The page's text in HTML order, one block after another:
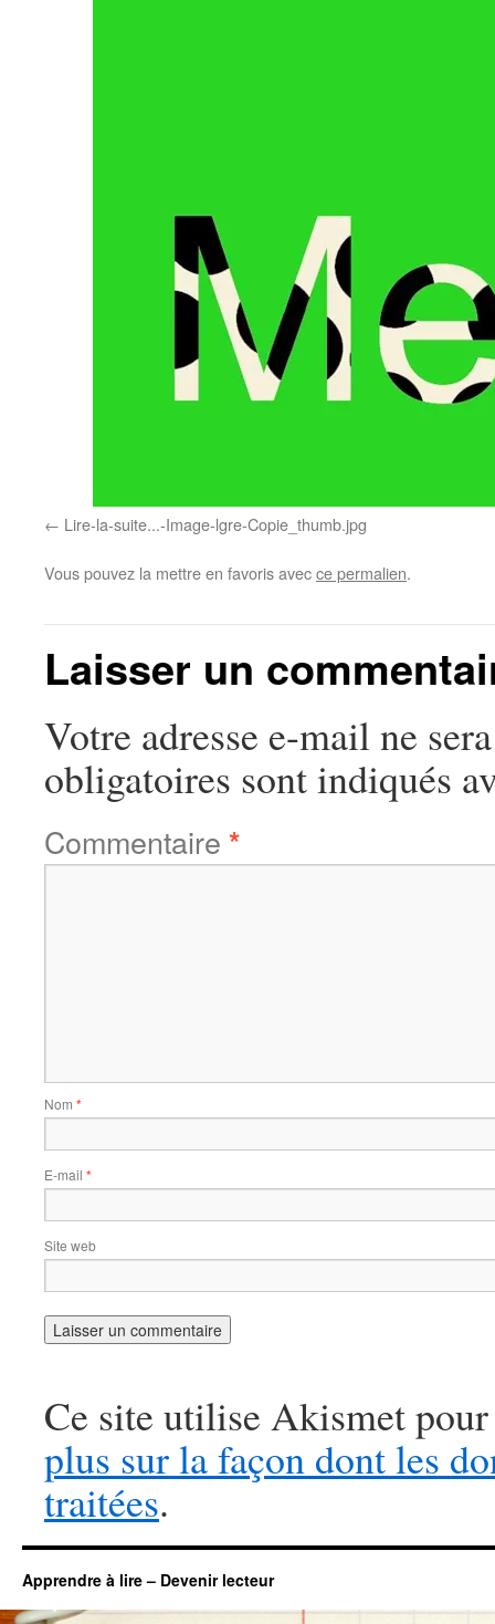
Lire-la-suite...-Image-lgre-Copie_thumb.jpg
Vous pouvez la mettre en favoris avecce permalien.
Laisser un
Votre adresse e-mail ne
obligatoires sont indiqués
Commentaire *
Nom *
E-mail *
Site web
Ce site utilise Akismet
plus sur la façon dont les
traitées.
Apprendre à lire – Devenir lecteur